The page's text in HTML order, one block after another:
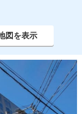
図を表示